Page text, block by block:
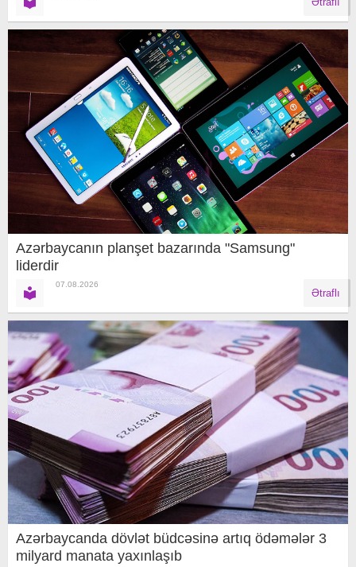
Azərbaycanın planşet bazarında "Samsung"
liderdir
07.08.2026
Ətraflı
Azərbaycanda dövlət büdcəsinə artıq ödəmələr 3
milyard manata yaxınlaşıb